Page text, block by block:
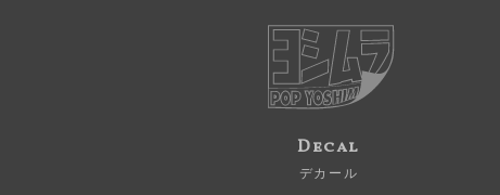
Decal
デカール